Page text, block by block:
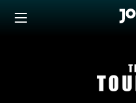
Zum Inhalt springen